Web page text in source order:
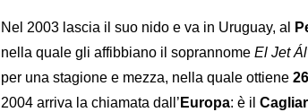
Nel 2003 lascia il suo nido e va in Uruguay, al
nella quale gli affibbiano il soprannome El Jet
per una stagione e mezza, nella quale ottiene
2004 arriva la chiamata dall’ Europa: è il